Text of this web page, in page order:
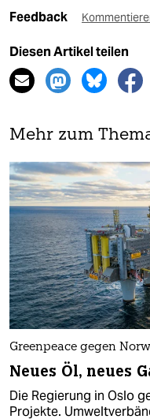
Feedback
Diesen Artikel teilen
Mehr zum
Greenpeace gegen
Neues Öl, neues
Die Regierung in Oslo
Projekte.